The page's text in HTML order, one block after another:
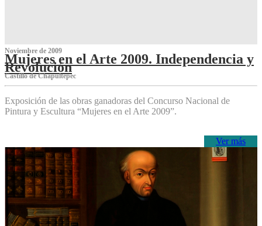
Noviembre de 2009
Mujeres en el Arte 2009. Independencia y
Revolución
Castillo de Chapultepec
Exposición de las obras ganadoras del Concurso Nacional de
Pintura y Escultura “Mujeres en el Arte 2009”.
Ver más